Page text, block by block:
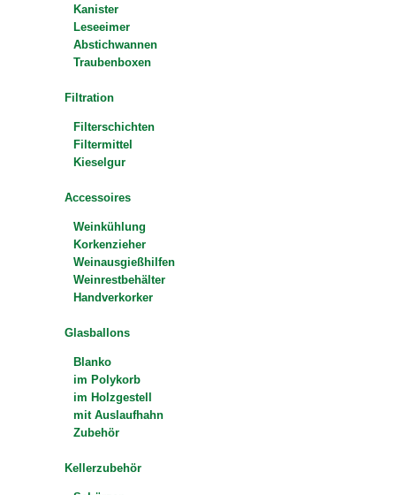
Kanister
Leseeimer
Abstichwannen
Traubenboxen
Filtration
Filterschichten
Filtermittel
Kieselgur
Accessoires
Weinkühlung
Korkenzieher
Weinausgießhilfen
Weinrestbehälter
Handverkorker
Glasballons
Blanko
im Polykorb
im Holzgestell
mit Auslaufhahn
Zubehör
Kellerzubehör